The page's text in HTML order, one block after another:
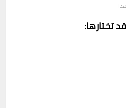
تختارها: